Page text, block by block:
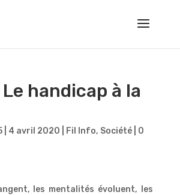
Le handicap à la
| 4 avril 2020 Fil Info, Société| 0
les mentalités évoluent, les